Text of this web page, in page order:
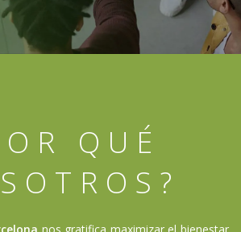
QUÉ